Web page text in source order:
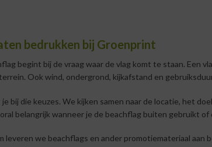
bedrukken bij Groenprint
begint bij de vraag waar de vlag komt te staan. Een
Ook wind, ondergrond, kijkafstand en
bij die keuzes. We kijken samen naar de locatie, het
belangrijk wanneer je de beachflag buiten gebruikt
leveren we beachflags en ander promotiemateriaal aan